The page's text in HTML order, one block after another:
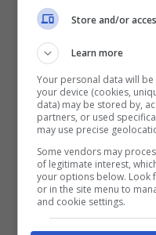
Store and/or
Learn more
Your personal data will
your device (cookies,
data) may be stored by,
partners, or used
may use precise
Some vendors may
of legitimate interest,
your options below. Look
or in the site menu to
and cookie settings.